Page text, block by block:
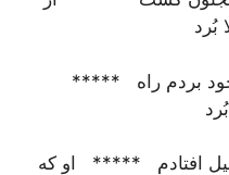
بردم راه *****
افتادم ***** او كه